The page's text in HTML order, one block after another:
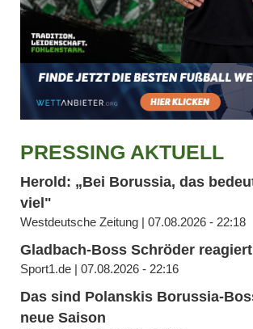
PRESSING AKTUELL
Herold: „Bei Borussia, das
viel"
Westdeutsche Zeitung | 07.08.2026 - 22:18
Gladbach-Boss Schröder
Sport1.de | 07.08.2026 - 22:16
Das sind Polanskis Borussia-
neue Saison